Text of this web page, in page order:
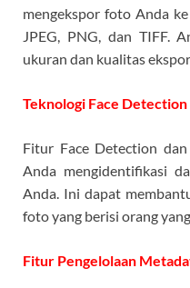
mengekspor foto Anda
JPEG, PNG, dan TIFF.
ukuran dan kualitas
Teknologi Face
Fitur Face Detection
Anda mengidentifikasi
Anda. Ini dapat
foto yang berisi orang yang
Fitur Pengelolaan